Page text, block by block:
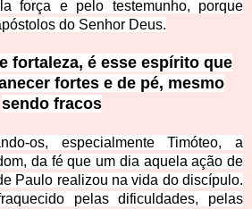
força e pelo testemunho, porque
do Senhor Deus.
fortaleza, é esse espírito que
fortes e de pé, mesmo
sendo fracos
os, especialmente Timóteo, a
da fé que um dia aquela ação de
Paulo realizou na vida do discípulo.
pelas dificuldades, pelas